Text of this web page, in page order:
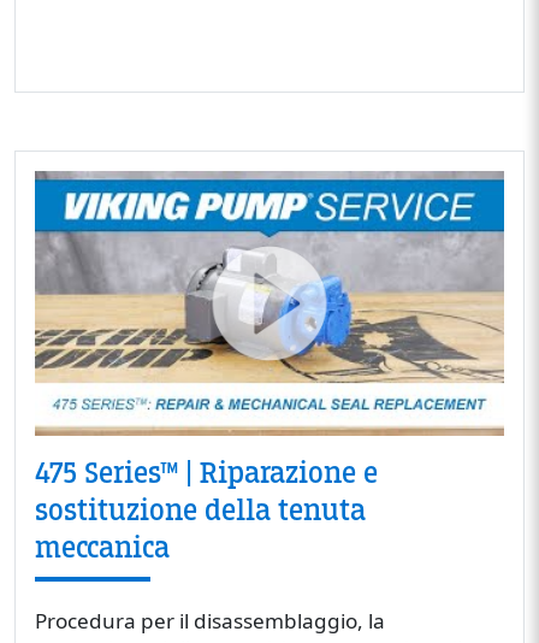
475 Series™ | Riparazione e
sostituzione della tenuta
meccanica
Procedura per il disassemblaggio, la